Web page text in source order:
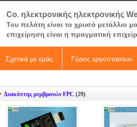
Co. ηλεκτρονικής ηλεκτρονικής
Του πελάτη είναι το χρυσό μετάλλιο
επιχείρηση είναι η πραγματική
Σχετικά με εμάς Γύρος εργοστασίων
Διακόπτης μεμβρανών FPC (29)